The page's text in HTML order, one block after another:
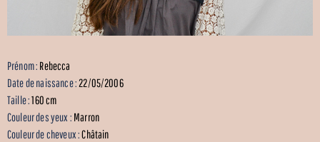
Prénom : Rebecca
Date de naissance :22/05/2006
Taille :160 cm
Couleur des yeux : Marron
Couleur de cheveux :Châtain